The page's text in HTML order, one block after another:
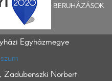
BERUHÁZÁSOK
Egyházmegye
Zadubenszki Norbert